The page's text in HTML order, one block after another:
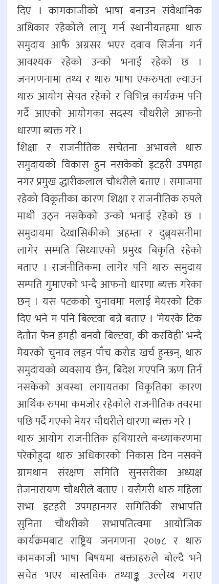
दिए । कामकाजीको भाषा बनाउन संवैधानिक
अधिकार रहेकोले लागु गर्न स्थानीयतहमा थारु
समुदाय आफै अग्रसर भएर दवाव सिर्जना गर्न
आवश्यक रहेको उन्को भनाई रहेको छ ।
जनगणनामा तथ्य र थारु भाषा एकरुपता ल्याउन
थारु आयोग सेचत रहेको र विभिन्न कार्यक्रम पनि
गर्दै आएको आयोगका सदस्य चौधरीले आफनो
धारणा ब्यक्त गरे ।
शिक्षा र राजनीतिक सचेतना अभावले थारु
समुदायको विकास हुन नसकेको इटहरी उपमहा
नगर प्रमुख द्धारीकलाल चौधरीले बताए । समाजमा
रहेको विकृतीका कारण शिक्षा र राजनीतिक रुपले
माथी उठ्न नसकेको उन्को भनाई रहेको छ ।
समुदायमा देखासिकीको अहम्ता र दुब्र्यसनीमा
लागेर सम्पति सिध्याएको प्रमुख बिकृति रहेको
बताए । राजनीतिकमा लागेर पनि थारु समुदाय
सम्पति गुमाएको भन्दै आफनो धारणा ब्यक्त गरेका
छन् । यस पटकको चुनावमा मलाई मेयरको टिक
दिए भने म पनि बिल्टवा बन्ने बताए । ‘मेयरके टिक
देतौत फेन हमही बनवौ बिल्टवा, की करविही’ भन्दै
मेयरको चुनाव लड्न पाँच करोड खर्च हुन्छन्, थारु
समुदायको व्यवसाय छैन, बिदेश गएपनि ऋण तिर्न
नसकेको अवस्था लगायतका विकृतिका कारण
आर्थिक रुपमा कमजोर रहेकोले राजनीतिक तवरमा
पछि पर्दै गएको मेयर चौधरीले धारणा ब्यक्त गरे ।
थारु आयोग राजनीतिक हथियारले बन्ध्याकरणमा
परेकोहुदा थारु अधिकारको निकास दिन नसक्ने
ग्रामथान संरक्षण समिति सुनसरीका अध्यक्ष
तेजनारायण चौधरीले बताए । यसैगरी थारु महिला
सभा इटहरी उपमहानगर समितिकी सभापति
सुनिता चौधरीको सभापतित्वमा आयोजिक
कार्यक्रमबाट राष्ट्रिय जनगणना २०७८ र थारु
कामकाजी भाषा बिषयमा बक्ताहरुले बोल्दै भने
सचेत भएर बास्तविक तथ्याङ्क उल्लेख गराए